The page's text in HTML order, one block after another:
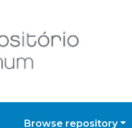
Browse repository